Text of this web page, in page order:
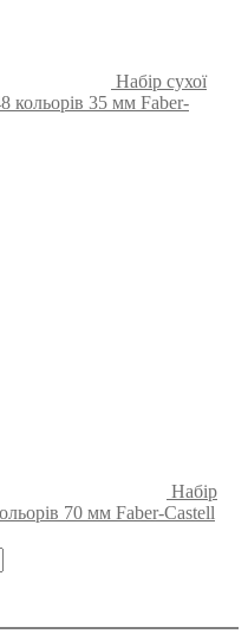
Набір сухої
кольорів 35 мм Faber-
Набір
70 мм Faber-Castell